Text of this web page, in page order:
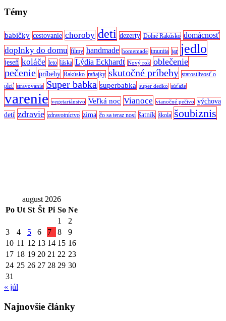
Témy
babičky cestovanie choroby deti dezerty Dolné Rakúsko domácnosť
doplnky do domu filmy handmade homemade imunita jar jedlo
jeseň koláče leto láska Lýdia Eckhardt Nový rok oblečenie
pečenie príbehy Rakúsko raňajky skutočné príbehy starostlivosť o
pleť stravovanie Super babka superbabka super dedko súťaže
varenie vegetariánstvo Veľká noc Vianoce vianočné pečivo
výchova
detí zdravie zdravotníctvo zima čo sa teraz nosí šatník škola šoubiznis
august 2026
Po Ut St Št Pi So Ne
1
2
3
4 5 6 7 8
9
10 11 12 13 14 15 16
17 18 19 20 21 22 23
24 25 26 27 28 29 30
31
« júl
Najnovšie články